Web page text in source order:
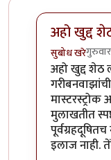
अहो खुद्द
सुबोध खरे
In reply to
अहो खुद्द शेठ
मास्टरस्ट्रोक
मुलाखतीत
इलाज नाही.